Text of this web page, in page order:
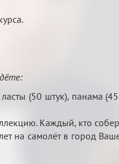
(50 штук), панама
Каждый, кто
на самолёт в город